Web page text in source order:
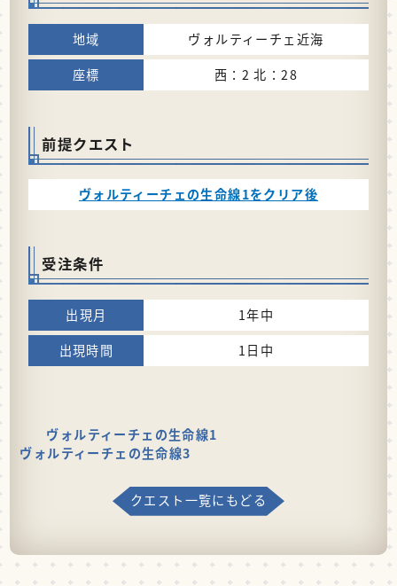
ヴォルティーチェ近海
西：2 北：28
前提クエスト
ヴォルティーチェの生命線1をクリア後
受注条件
1年中
1日中
ヴォルティーチェの生命線1
ヴォルティーチェの生命線3
クエスト一覧にもどる